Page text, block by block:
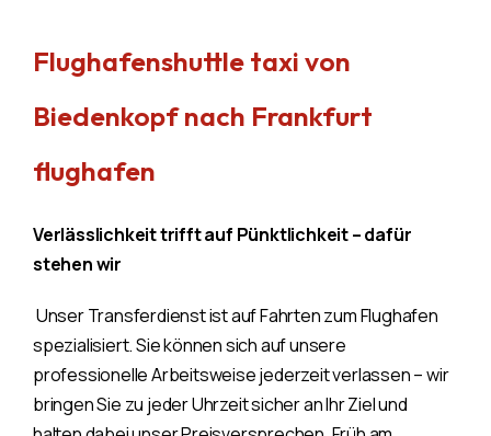
Flughafenshuttle taxi von
Biedenkopf nach Frankfurt
flughafen
Verlässlichkeit trifft auf Pünktlichkeit – dafür
stehen wir
Unser Transferdienst ist auf Fahrten zum Flughafen
spezialisiert. Sie können sich auf unsere
professionelle Arbeitsweise jederzeit verlassen – wir
bringen Sie zu jeder Uhrzeit sicher an Ihr Ziel und